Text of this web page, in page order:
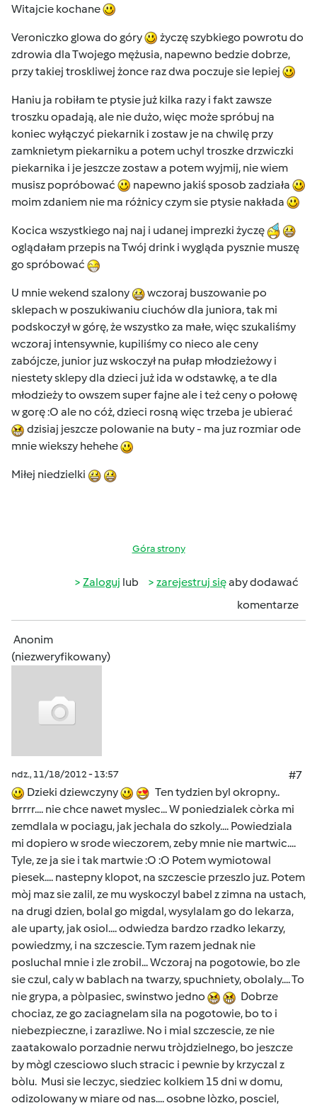
Witajcie kochane
Veroniczko glowa do góry
życzę szybkiego powrotu do
zdrowia dla Twojego mężusia, napewno bedzie dobrze,
przy takiej troskliwej żonce raz dwa poczuje sie lepiej
Haniu ja robiłam te ptysie już kilka razy i fakt zawsze
troszku opadają, ale nie dużo, więc może spróbuj na
koniec wyłączyć piekarnik i zostaw je na chwilę przy
zamknietym piekarniku a potem uchyl troszke drzwiczki
piekarnika i je jeszcze zostaw a potem wyjmij, nie wiem
musisz popróbować
napewno jakiś sposob zadziała
moim zdaniem nie ma różnicy czym sie ptysie nakłada
Kocica wszystkiego naj naj i udanej imprezki życzę
oglądałam przepis na Twój drink i wygląda pysznie muszę
go spróbować
U mnie wekend szalony
wczoraj buszowanie po
sklepach w poszukiwaniu ciuchów dla juniora, tak mi
podskoczył w górę, że wszystko za małe, więc szukaliśmy
wczoraj intensywnie, kupiliśmy co nieco ale ceny
zabójcze, junior juz wskoczył na pułap młodzieżowy i
niestety sklepy dla dzieci już ida w odstawkę, a te dla
młodzieży to owszem super fajne ale i też ceny o połowę
w gorę :O ale no cóż, dzieci rosną więc trzeba je ubierać
dzisiaj jeszcze polowanie na buty - ma juz rozmiar ode
mnie wiekszy hehehe
Miłej niedzielki
Góra strony
Zaloguj lub zarejestruj sięaby dodawać
komentarze
Anonim
(niezweryfikowany)
ndz., 11/18/2012 - 13:57
#7
Dzieki dziewczyny
Ten tydzien byl okropny..
brrrr.... nie chce nawet myslec... W poniedzialek còrka mi
zemdlala w pociagu, jak jechala do szkoly.... Powiedziala
mi dopiero w srode wieczorem, zeby mnie nie martwic....
Tyle, ze ja sie i tak martwie :O :O Potem wymiotowal
piesek.... nastepny klopot, na szczescie przeszlo juz. Potem
mòj maz sie zalil, ze mu wyskoczyl babel z zimna na ustach,
na drugi dzien, bolal go migdal, wysylalam go do lekarza,
ale uparty, jak osiol.... odwiedza bardzo rzadko lekarzy,
powiedzmy, i na szczescie. Tym razem jednak nie
posluchal mnie i zle zrobil... Wczoraj na pogotowie, bo zle
sie czul, caly w bablach na twarzy, spuchniety, obolaly.... To
nie grypa, a pòlpasiec, swinstwo jedno
Dobrze
chociaz, ze go zaciagnelam sila na pogotowie, bo to i
niebezpieczne, i zarazliwe. No i mial szczescie, ze nie
zaatakowalo porzadnie nerwu tròjdzielnego, bo jeszcze
by mògl czesciowo sluch stracic i pewnie by krzyczal z
bòlu. Musi sie leczyc, siedziec kolkiem 15 dni w domu,
odizolowany w miare od nas.... osobne lòzko, posciel,